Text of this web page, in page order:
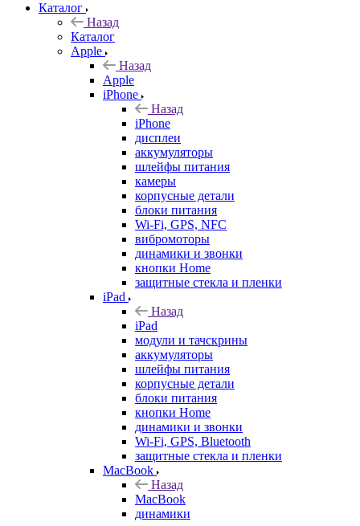
Каталог
Назад
Каталог
Apple
Назад
Apple
iPhone
Назад
iPhone
дисплеи
аккумуляторы
шлейфы питания
камеры
корпусные детали
блоки питания
Wi-Fi, GPS, NFC
вибромоторы
динамики и звонки
кнопки Home
защитные стекла и пленки
iPad
Назад
iPad
модули и тачскрины
аккумуляторы
шлейфы питания
корпусные детали
блоки питания
кнопки Home
динамики и звонки
Wi-Fi, GPS, Bluetooth
защитные стекла и пленки
MacBook
Назад
MacBook
динамики